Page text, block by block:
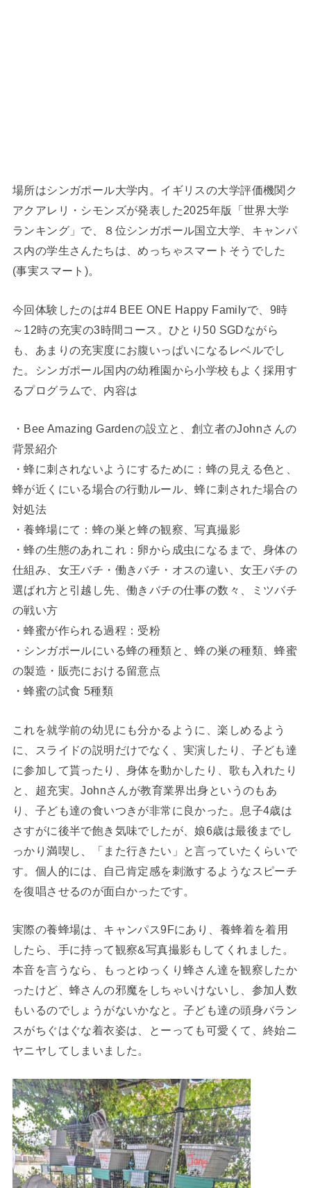
場所はシンガポール大学内。イギリスの大学評価機関ク
アクアレリ・シモンズが発表した2025年版「世界大学
ランキング」で、８位シンガポール国立大学、キャンパ
ス内の学生さんたちは、めっちゃスマートそうでした
(事実スマート)。
今回体験したのは#4 BEE ONE Happy Familyで、9時
～12時の充実の3時間コース。ひとり50 SGDながら
も、あまりの充実度にお腹いっぱいになるレベルでし
た。シンガポール国内の幼稚園から小学校もよく採用す
るプログラムで、内容は
・Bee Amazing Gardenの設立と、創立者のJohnさんの
背景紹介
・蜂に刺されないようにするために：蜂の見える色と、
蜂が近くにいる場合の行動ルール、蜂に刺された場合の
対処法
・養蜂場にて：蜂の巣と蜂の観察、写真撮影
・蜂の生態のあれこれ：卵から成虫になるまで、身体の
仕組み、女王バチ・働きバチ・オスの違い、女王バチの
選ばれ方と引越し先、働きバチの仕事の数々、ミツバチ
の戦い方
・蜂蜜が作られる過程：受粉
・シンガポールにいる蜂の種類と、蜂の巣の種類、蜂蜜
の製造・販売における留意点
・蜂蜜の試食 5種類
これを就学前の幼児にも分かるように、楽しめるよう
に、スライドの説明だけでなく、実演したり、子ども達
に参加して貰ったり、身体を動かしたり、歌も入れたり
と、超充実。Johnさんが教育業界出身というのもあ
り、子ども達の食いつきが非常に良かった。息子4歳は
さすがに後半で飽き気味でしたが、娘6歳は最後までし
っかり満喫し、「また行きたい」と言っていたくらいで
す。個人的には、自己肯定感を刺激するようなスピーチ
を復唱させるのが面白かったです。
実際の養蜂場は、キャンパス9Fにあり、養蜂着を着用
したら、手に持って観察&写真撮影もしてくれました。
本音を言うなら、もっとゆっくり蜂さん達を観察したか
ったけど、蜂さんの邪魔をしちゃいけないし、参加人数
もいるのでしょうがないかなと。子ども達の頭身バラン
スがちぐはぐな着衣姿は、とーっても可愛くて、終始ニ
ヤニヤしてしまいました。